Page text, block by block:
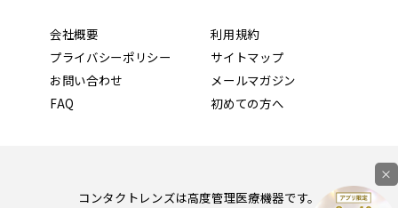
会社概要
利用規約
プライバシーポリシー
サイトマップ
お問い合わせ
メールマガジン
FAQ
初めての方へ
コンタクトレンズは高度管理医療機器です。
×